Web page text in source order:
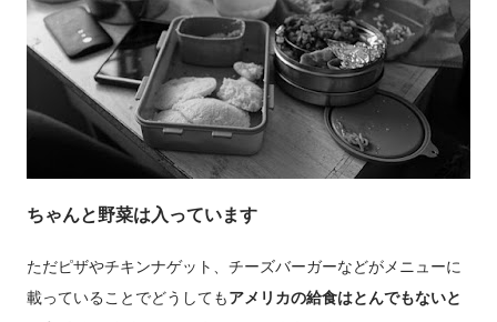
ちゃんと野菜は入っています
ただピザやチキンナゲット、チーズバーガーなどがメニューに
載っていることでどうしてもアメリカの給食はとんでもないと